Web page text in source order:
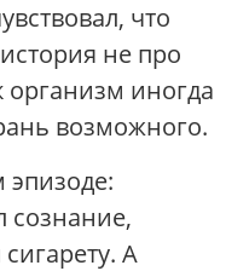
что
не про
организм иногда
возможного.
эпизоде:
сознание,
А